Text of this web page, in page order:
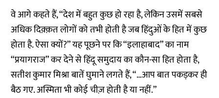
वे आगे कहते हैं, “देश में बहुत कुछ हो रहा है, लेकिन उसमें सबसे
अधिक दिक़्क़त लोगों को तभी होती है जब हिंदुओं के हित में कुछ
होता है. ऐसा क्यों?” यह पूछने पर कि “इलाहाबाद” का नाम
“प्रयागराज” कर देने से हिंदू समुदाय का कौन-सा हित होता है,
सतीश कुमार मिश्रा बातें घुमाने लगते हैं, “…आप बात पकड़कर ही
बैठ गए. अस्मिता भी कोई चीज़ होती है या नहीं.”